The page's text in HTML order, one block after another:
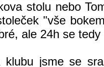
stolu nebo
"vše
ale 24h se
klubu jsme se